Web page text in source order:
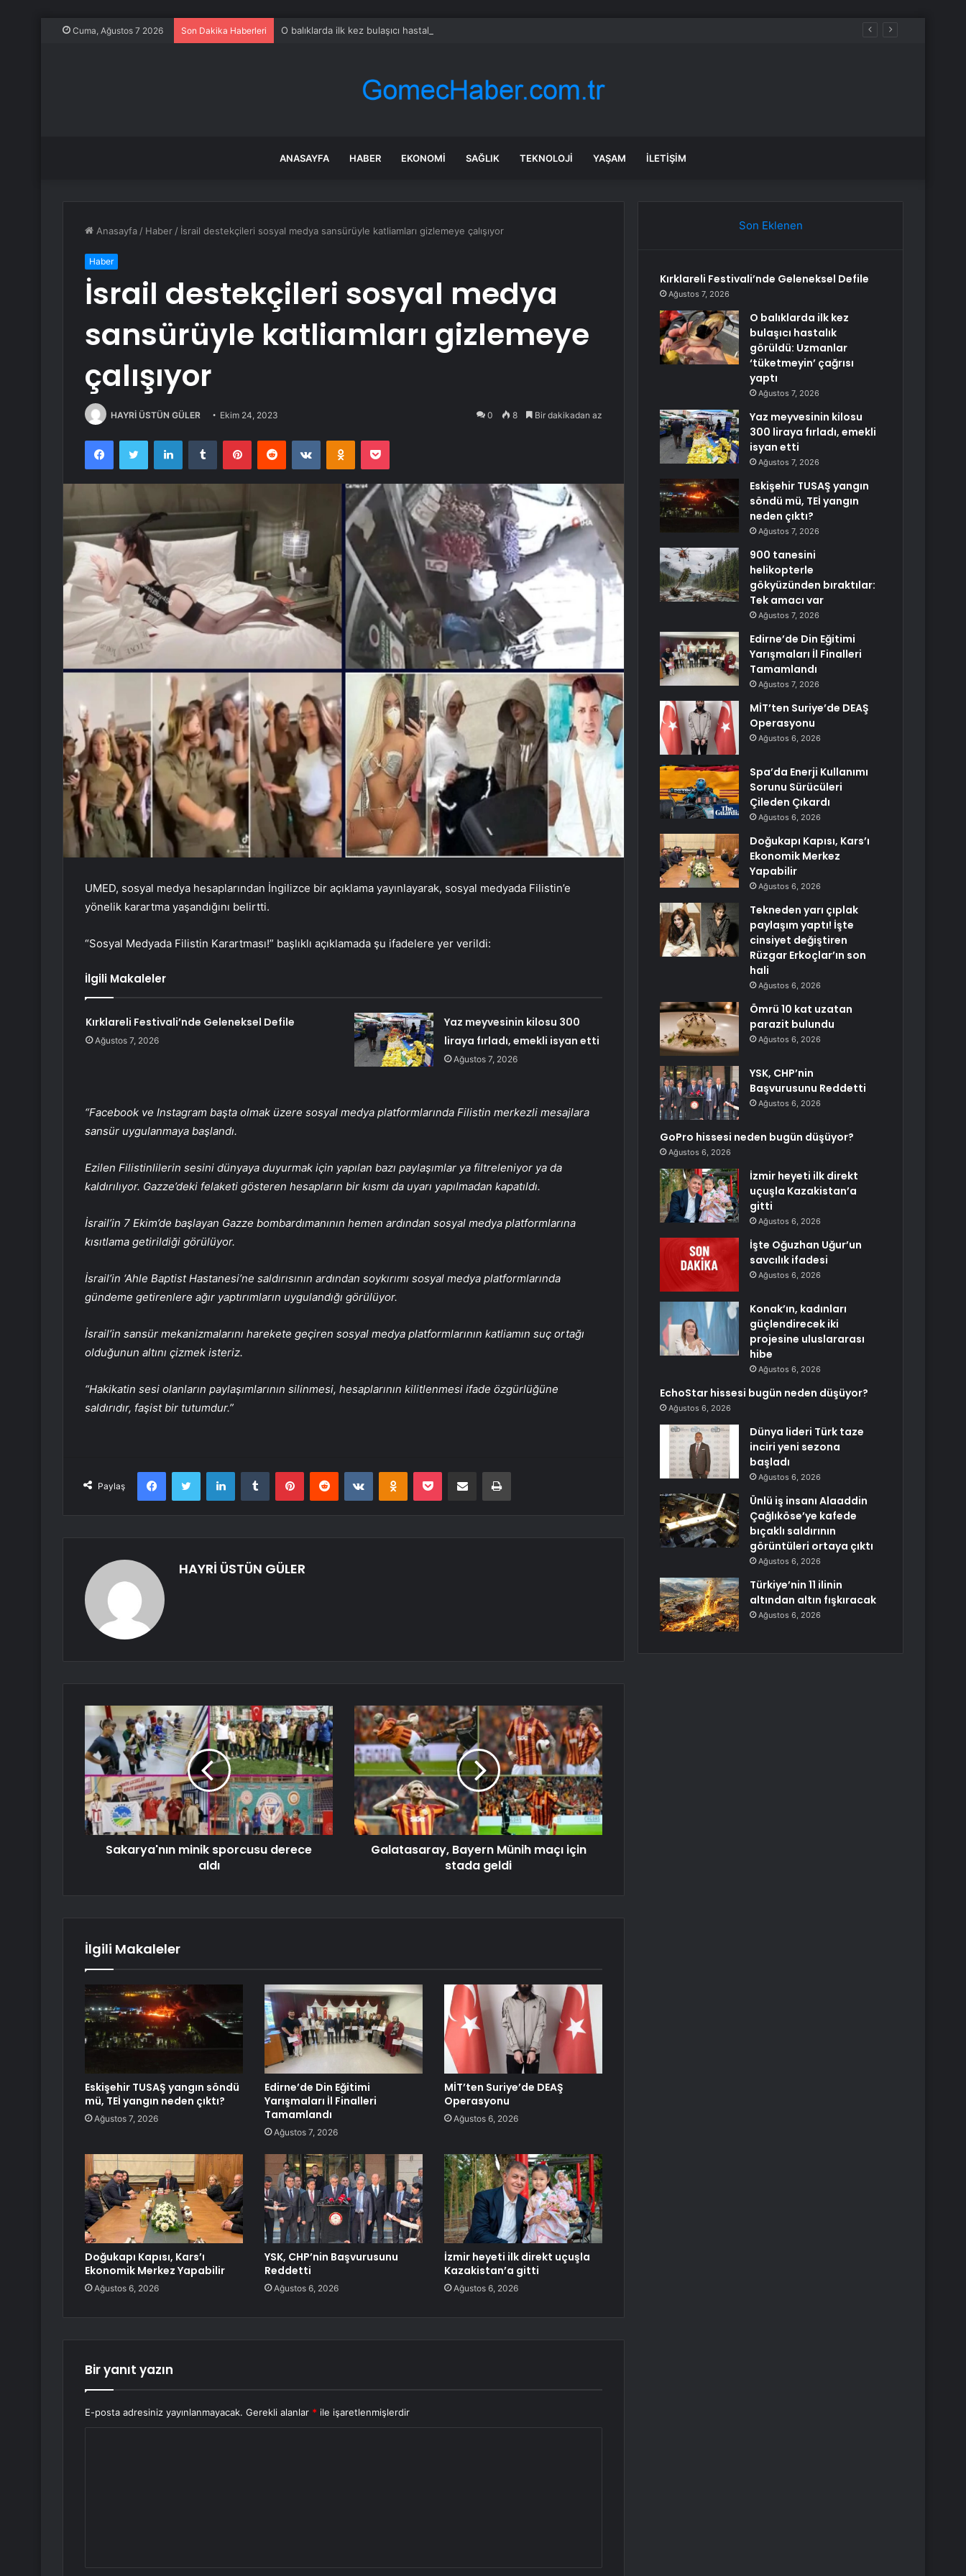
Cuma, Ağustos 7 2026 Son Dakika Haberleri O balıklarda ilk kez bulaşıcı hastalık görüldü: Uzmanlar ‘tüketmeyin’ çağrısı yaptı
ANASAYFA HABER EKONOMI SAĞLIK TEKNOLOJI YAŞAM İLETIŞIM
Anasayfa / Haber / İsrail destekçileri sosyal medya sansürüyle katliamları gizlemeye çalışıyor
Haber
İsrail destekçileri sosyal medya
sansürüyle katliamları gizlemeye
çalışıyor
HAYRİ ÜSTÜN GÜLER Ekim 24, 2023 0 8 Bir dakikadan az
FacebookTwitter LinkedInTumblr PinterestReddit VKontakteOdnoklassniki
Pocket
UMED, sosyal medya hesaplarından İngilizce bir açıklama yayınlayarak, sosyal medyada Filistin’e
yönelik karartma yaşandığını belirtti.
“Sosyal Medyada Filistin Karartması!” başlıklı açıklamada şu ifadelere yer verildi:
İlgili Makaleler
Kırklareli Festivali’nde Geleneksel Defile
Ağustos 7, 2026
Yaz meyvesinin kilosu 300
liraya fırladı, emekli isyan etti
Ağustos 7, 2026
“Facebook ve Instagram başta olmak üzere sosyal medya platformlarında Filistin merkezli mesajlara
sansür uygulanmaya başlandı.
Ezilen Filistinlilerin sesini dünyaya duyurmak için yapılan bazı paylaşımlar ya filtreleniyor ya da
kaldırılıyor. Gazze’deki felaketi gösteren hesapların bir kısmı da uyarı yapılmadan kapatıldı.
İsrail’in 7 Ekim’de başlayan Gazze bombardımanının hemen ardından sosyal medya platformlarına
kısıtlama getirildiği görülüyor.
İsrail’in ‘Ahle Baptist Hastanesi’ne saldırısının ardından soykırımı sosyal medya platformlarında
gündeme getirenlere ağır yaptırımların uygulandığı görülüyor.
İsrail’in sansür mekanizmalarını harekete geçiren sosyal medya platformlarının katliamın suç ortağı
olduğunun altını çizmek isteriz.
“Hakikatin sesi olanların paylaşımlarının silinmesi, hesaplarının kilitlenmesi ifade özgürlüğüne
saldırıdır, faşist bir tutumdur.”
Paylaş
FacebookTwitter LinkedInTumblr PinterestReddit VKontakteOdnoklassniki
Pocket E-Posta ile paylaş Yazdır
HAYRİ ÜSTÜN GÜLER
Sakarya'nın minik sporcusu derece
aldı
Galatasaray, Bayern Münih maçı için
stada geldi
İlgili Makaleler
Eskişehir TUSAŞ yangın söndü
mü, TEİ yangın neden çıktı?
Ağustos 7, 2026
Edirne’de Din Eğitimi
Yarışmaları İl Finalleri
Tamamlandı
Ağustos 7, 2026
MİT’ten Suriye’de DEAŞ
Operasyonu
Ağustos 6, 2026
Doğukapı Kapısı, Kars’ı
Ekonomik Merkez Yapabilir
Ağustos 6, 2026
YSK, CHP’nin Başvurusunu
Reddetti
Ağustos 6, 2026
İzmir heyeti ilk direkt uçuşla
Kazakistan’a gitti
Ağustos 6, 2026
Bir yanıt yazın
E-posta adresiniz yayınlanmayacak. Gerekli alanlar * ile işaretlenmişlerdir
Son Eklenen
Kırklareli Festivali’nde Geleneksel Defile
Ağustos 7, 2026
O balıklarda ilk kez
bulaşıcı hastalık
görüldü: Uzmanlar
‘tüketmeyin’ çağrısı
yaptı
Ağustos 7, 2026
Yaz meyvesinin kilosu
300 liraya fırladı, emekli
isyan etti
Ağustos 7, 2026
Eskişehir TUSAŞ yangın
söndü mü, TEİ yangın
neden çıktı?
Ağustos 7, 2026
900 tanesini
helikopterle
gökyüzünden bıraktılar:
Tek amacı var
Ağustos 7, 2026
Edirne’de Din Eğitimi
Yarışmaları İl Finalleri
Tamamlandı
Ağustos 7, 2026
MİT’ten Suriye’de DEAŞ
Operasyonu
Ağustos 6, 2026
Spa’da Enerji Kullanımı
Sorunu Sürücüleri
Çileden Çıkardı
Ağustos 6, 2026
Doğukapı Kapısı, Kars’ı
Ekonomik Merkez
Yapabilir
Ağustos 6, 2026
Tekneden yarı çıplak
paylaşım yaptı! İşte
cinsiyet değiştiren
Rüzgar Erkoçlar’ın son
hali
Ağustos 6, 2026
Ömrü 10 kat uzatan
parazit bulundu
Ağustos 6, 2026
YSK, CHP’nin
Başvurusunu Reddetti
Ağustos 6, 2026
GoPro hissesi neden bugün düşüyor?
Ağustos 6, 2026
İzmir heyeti ilk direkt
uçuşla Kazakistan’a
gitti
Ağustos 6, 2026
İşte Oğuzhan Uğur’un
savcılık ifadesi
Ağustos 6, 2026
Konak’ın, kadınları
güçlendirecek iki
projesine uluslararası
hibe
Ağustos 6, 2026
EchoStar hissesi bugün neden düşüyor?
Ağustos 6, 2026
Dünya lideri Türk taze
inciri yeni sezona
başladı
Ağustos 6, 2026
Ünlü iş insanı Alaaddin
Çağlıköse’ye kafede
bıçaklı saldırının
görüntüleri ortaya çıktı
Ağustos 6, 2026
Türkiye’nin 11 ilinin
altından altın fışkıracak
Ağustos 6, 2026